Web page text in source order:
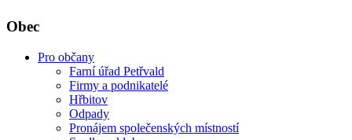
Obec
Pro občany
Farní úřad Petřvald
Firmy a podnikatelé
Hřbitov
Odpady
Pronájem společenských místností